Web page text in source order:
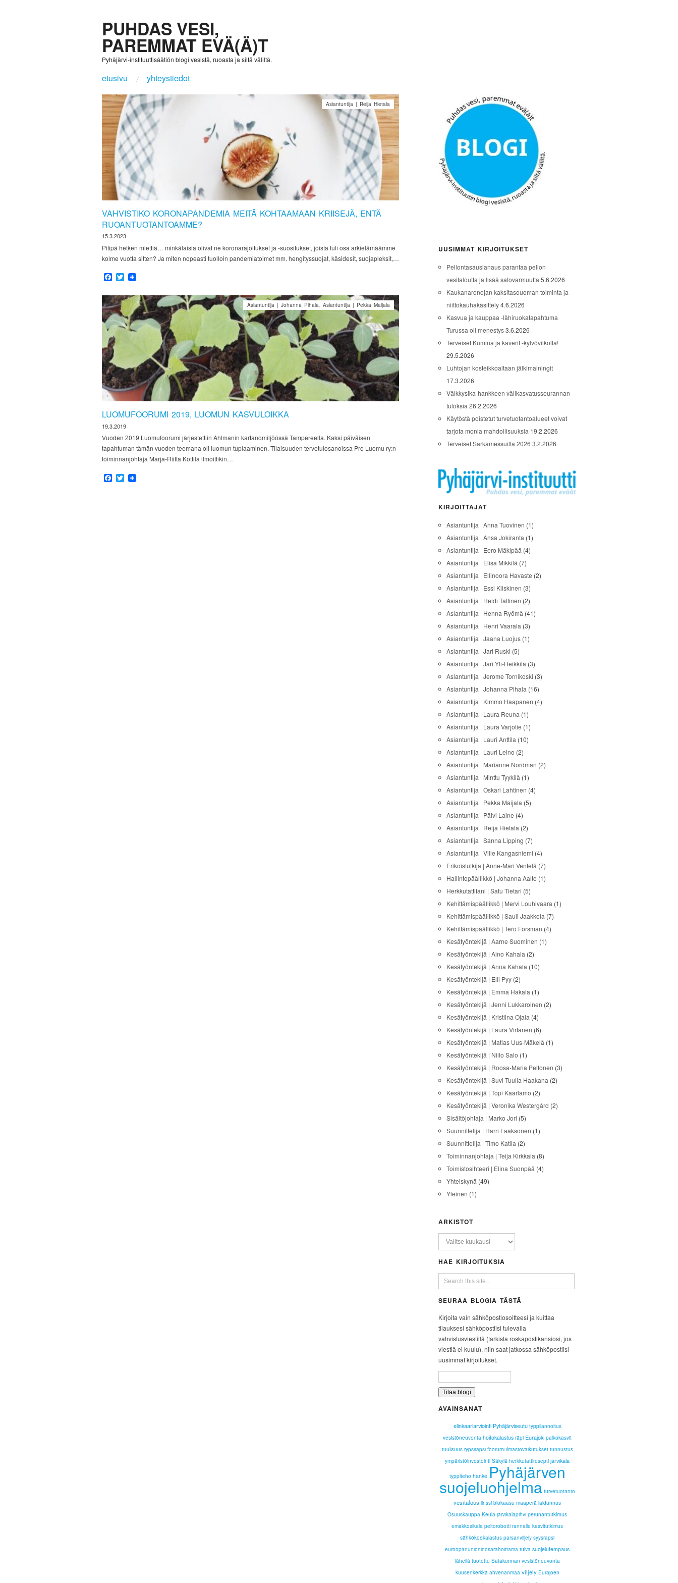
PUHDAS VESI,
PAREMMAT EVÄ(Ä)T
Pyhäjärvi-instituuttisäätiön blogi vesistä, ruoasta ja siltä väliltä.
etusivu yhteystiedot
VAHVISTIKO KORONAPANDEMIA MEITÄ KOHTAAMAAN KRIISEJÄ, ENTÄ
RUOANTUOTANTOAMME?
15.3.2023
Asiantuntija | Reija Hietala
Pitipä hetken miettiä… minkälaisia olivat ne koronarajoitukset ja -suositukset, joista tuli osa arkielämäämme
kolme vuotta sitten? Ja miten nopeasti tuolloin pandemiatoimet mm. hengityssuojat, käsidesit, suojapleksit,…
Facebook
Twitter
LUOMUFOORUMI 2019, LUOMUN KASVULOIKKA
19.3.2019
Asiantuntija | Johanna Pihala,Asiantuntija | Pekka Maijala
Vuoden 2019 Luomufoorumi järjestettiin Ahlmanin kartanomiljöössä Tampereella. Kaksi päiväisen
tapahtuman tämän vuoden teemana oli luomun tuplaaminen. Tilaisuuden tervetulosanoissa Pro Luomu ry:n
toiminnanjohtaja Marja-Riitta Kottila ilmoittikin…
Facebook
Twitter
UUSIMMAT KIRJOITUKSET
Pellontasauslanaus parantaa pellon
vesitaloutta ja lisää satovarmuutta 5.6.2026
Kaukanaronojan kaksitasouoman toiminta ja
niittokauhakäsittely 4.6.2026
Kasvua ja kauppaa -lähiruokatapahtuma
Turussa oli menestys 3.6.2026
Terveiset Kumina ja kaverit -kylvöviikolta!
29.5.2026
Luhtojan kosteikkoaltaan jälkimainingit
17.3.2026
Välkkysika-hankkeen välikasvatusseurannan
tuloksia 26.2.2026
Käytöstä poistetut turvetuotantoalueet voivat
tarjota monia mahdollisuuksia 19.2.2026
Terveiset Sarkamessuilta 2026 3.2.2026
KIRJOITTAJAT
Asiantuntija | Anna Tuovinen (1)
Asiantuntija | Ansa Jokiranta (1)
Asiantuntija | Eero Mäkipää (4)
Asiantuntija | Elisa Mikkilä (7)
Asiantuntija | Ellinoora Havaste (2)
Asiantuntija | Essi Kiiskinen (3)
Asiantuntija | Heidi Tattinen (2)
Asiantuntija | Henna Ryömä (41)
Asiantuntija | Henri Vaarala (3)
Asiantuntija | Jaana Luojus (1)
Asiantuntija | Jari Ruski (5)
Asiantuntija | Jari Yli-Heikkilä (3)
Asiantuntija | Jerome Tornikoski (3)
Asiantuntija | Johanna Pihala (16)
Asiantuntija | Kimmo Haapanen (4)
Asiantuntija | Laura Reuna (1)
Asiantuntija | Laura Varjotie (1)
Asiantuntija | Lauri Anttila (10)
Asiantuntija | Lauri Leino (2)
Asiantuntija | Marianne Nordman (2)
Asiantuntija | Minttu Tyykilä (1)
Asiantuntija | Oskari Lahtinen (4)
Asiantuntija | Pekka Maijala (5)
Asiantuntija | Päivi Laine (4)
Asiantuntija | Reija Hietala (2)
Asiantuntija | Sanna Lipping (7)
Asiantuntija | Ville Kangasniemi (4)
Erikoistutkija | Anne-Mari Ventelä (7)
Hallintopäällikkö | Johanna Aalto (1)
Herkkutattifani | Satu Tietari (5)
Kehittämispäällikkö | Mervi Louhivaara (1)
Kehittämispäällikkö | Sauli Jaakkola (7)
Kehittämispäällikkö | Tero Forsman (4)
Kesätyöntekijä | Aarne Suominen (1)
Kesätyöntekijä | Aino Kahala (2)
Kesätyöntekijä | Anna Kahala (10)
Kesätyöntekijä | Elli Pyy (2)
Kesätyöntekijä | Emma Hakala (1)
Kesätyöntekijä | Jenni Lukkaroinen (2)
Kesätyöntekijä | Kristiina Ojala (4)
Kesätyöntekijä | Laura Virtanen (6)
Kesätyöntekijä | Matias Uus-Mäkelä (1)
Kesätyöntekijä | Niilo Salo (1)
Kesätyöntekijä | Roosa-Maria Peltonen (3)
Kesätyöntekijä | Suvi-Tuulia Haakana (2)
Kesätyöntekijä | Topi Kaarlamo (2)
Kesätyöntekijä | Veronika Westergård (2)
Sisältöjohtaja | Marko Jori (5)
Suunnittelija | Harri Laaksonen (1)
Suunnittelija | Timo Katila (2)
Toiminnanjohtaja | Teija Kirkkala (8)
Toimistosihteeri | Elina Suonpää (4)
Yhteiskynä (49)
Yleinen (1)
ARKISTOT
HAE KIRJOITUKSIA
SEURAA BLOGIA TÄSTÄ
Kirjoita vain sähköpostiosoitteesi ja kuittaa
tilauksesi sähköpostiisi tulevalla
vahvistusviestillä (tarkista roskapostikansiosi, jos
viestiä ei kuulu), niin saat jatkossa sähköpostiisi
uusimmat kirjoitukset.
AVAINSANAT
elinkaariarviointi Pyhäjärviseutu typpilannoitus
vesistöneuvonta hoitokalastus räpi Eurajoki palkokasvit
tuulisuus rypsirapsi-foorumi ilmastovaikutukset tunnustus
ympäristöinvestointi Säkylä herkkutattiresepti järvikala
typpiteho hanke Pyhäjärven
suojeluohjelma turvetuotanto
vesitalous linssi biokaasu maaperä laidunnus
Osuuskauppa Keula järvikalapihvi perunantutkimus
emakkosikala peltorobotti rannalle kasvitutkimus
sähkökoekalastus parsanviljely syysrapsi
euroopanunioninosarahoittama tulva suojelutempaus
lähellä tuotettu Satakunnan vesistöneuvonta
kuusenkerkkä ahvenanmaa viljely Eurajoen